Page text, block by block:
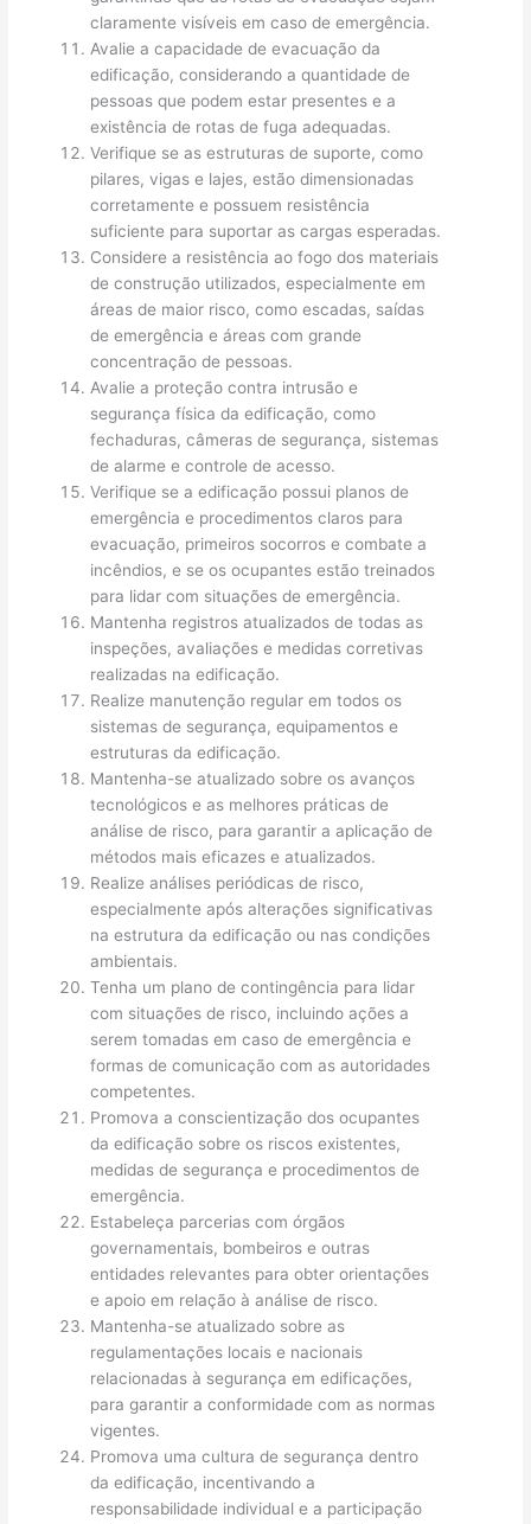
claramente visíveis em caso de emergência.
Avalie a capacidade de evacuação da
edificação, considerando a quantidade de
pessoas que podem estar presentes e a
existência de rotas de fuga adequadas.
Verifique se as estruturas de suporte, como
pilares, vigas e lajes, estão dimensionadas
corretamente e possuem resistência
suficiente para suportar as cargas esperadas.
Considere a resistência ao fogo dos materiais
de construção utilizados, especialmente em
áreas de maior risco, como escadas, saídas
de emergência e áreas com grande
concentração de pessoas.
Avalie a proteção contra intrusão e
segurança física da edificação, como
fechaduras, câmeras de segurança, sistemas
de alarme e controle de acesso.
Verifique se a edificação possui planos de
emergência e procedimentos claros para
evacuação, primeiros socorros e combate a
incêndios, e se os ocupantes estão treinados
para lidar com situações de emergência.
Mantenha registros atualizados de todas as
inspeções, avaliações e medidas corretivas
realizadas na edificação.
Realize manutenção regular em todos os
sistemas de segurança, equipamentos e
estruturas da edificação.
Mantenha-se atualizado sobre os avanços
tecnológicos e as melhores práticas de
análise de risco, para garantir a aplicação de
métodos mais eficazes e atualizados.
Realize análises periódicas de risco,
especialmente após alterações significativas
na estrutura da edificação ou nas condições
ambientais.
Tenha um plano de contingência para lidar
com situações de risco, incluindo ações a
serem tomadas em caso de emergência e
formas de comunicação com as autoridades
competentes.
Promova a conscientização dos ocupantes
da edificação sobre os riscos existentes,
medidas de segurança e procedimentos de
emergência.
Estabeleça parcerias com órgãos
governamentais, bombeiros e outras
entidades relevantes para obter orientações
e apoio em relação à análise de risco.
Mantenha-se atualizado sobre as
regulamentações locais e nacionais
relacionadas à segurança em edificações,
para garantir a conformidade com as normas
vigentes.
Promova uma cultura de segurança dentro
da edificação, incentivando a
responsabilidade individual e a participação